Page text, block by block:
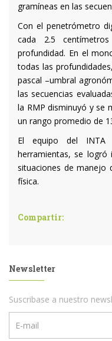
gramíneas en las
Con el penetrómetro
cada 2.5
profundidad. En el
todas las
pascal –umbral
las secuencias
la RMP disminuyó y se
un rango promedio de
El equipo del INTA
herramientas, se logró
situaciones de manejo
física.
Compartir:
Newsletter
Suscribase a nuestro